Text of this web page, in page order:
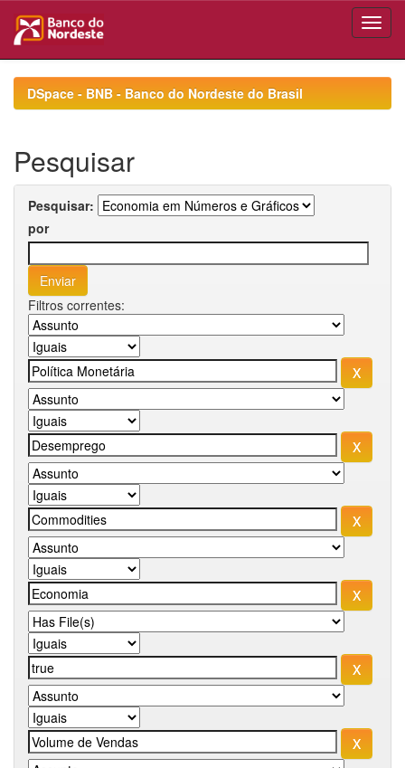
navigationDSpace - BNB - Banco do Nordeste do Brasil
Pesquisar
Pesquisar:
por
Filtros correntes: